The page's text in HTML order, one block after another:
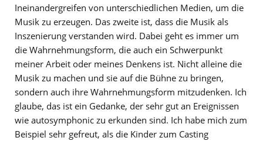
Ineinandergreifen von unterschiedlichen Medien, um die
Musik zu erzeugen. Das zweite ist, dass die Musik als
Inszenierung verstanden wird. Dabei geht es immer um
die Wahrnehmungsform, die auch ein Schwerpunkt
meiner Arbeit oder meines Denkens ist. Nicht alleine die
Musik zu machen und sie auf die Bühne zu bringen,
sondern auch ihre Wahrnehmungsform mitzudenken. Ich
glaube, das ist ein Gedanke, der sehr gut an Ereignissen
wie autosymphonic zu erkunden sind. Ich habe mich zum
Beispiel sehr gefreut, als die Kinder zum Casting